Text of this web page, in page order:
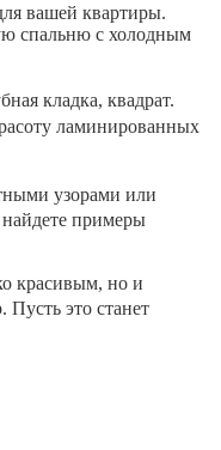
вашей квартиры.
спальню с холодным
кладка, квадрат.
ламинированных
узорами или
примеры
красивым, но и
это станет